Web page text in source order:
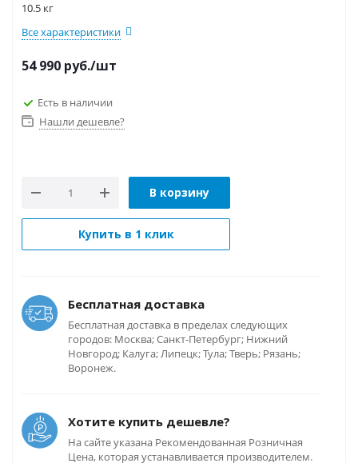
10.5 кг
Все характеристики
54 990 руб./шт
Есть в наличии
Нашли дешевле?
В корзину
Купить в 1 клик
Бесплатная доставка
Бесплатная доставка в пределах следующих
городов: Москва; Санкт-Петербург; Нижний
Новгород; Калуга; Липецк; Тула; Тверь; Рязань;
Воронеж.
Хотите купить дешевле?
На сайте указана Рекомендованная Розничная
Цена, которая устанавливается производителем.